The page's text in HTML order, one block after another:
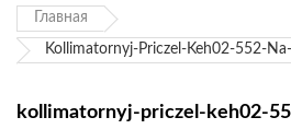
Главная
Kollimatornyj-Priczel-Keh02-552-
kollimatornyj-priczel-keh02-